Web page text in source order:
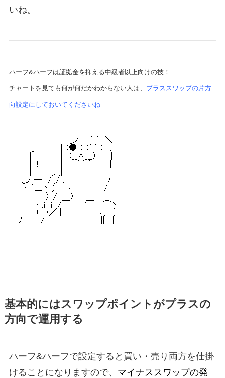
いね。
ハーフ&ハーフは証拠金を抑える中級者以上向けの技！
チャートを見ても何が何だかわからない人は、 プラススワップの片方
向設定にしておいてくださいね
基本的にはスワップポイントがプラスの
方向で運用する
ハーフ&ハーフで設定すると買い・売り両方を仕掛
けることになりますので、 マイナススワップの発